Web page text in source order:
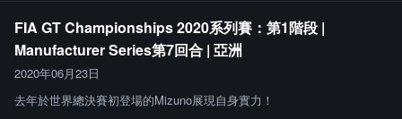
FIA GT Championships 2020系列賽：第1階段 |
Manufacturer Series第7回合 | 亞洲
2020年06月23日
去年於世界總決賽初登場的Mizuno展現自身實力！